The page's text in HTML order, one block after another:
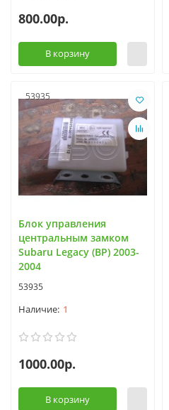
800.00р.
В корзину
53935
Блок управления
центральным замком
Subaru Legacy (BP) 2003-
2004
53935
1
1000.00р.
В корзину